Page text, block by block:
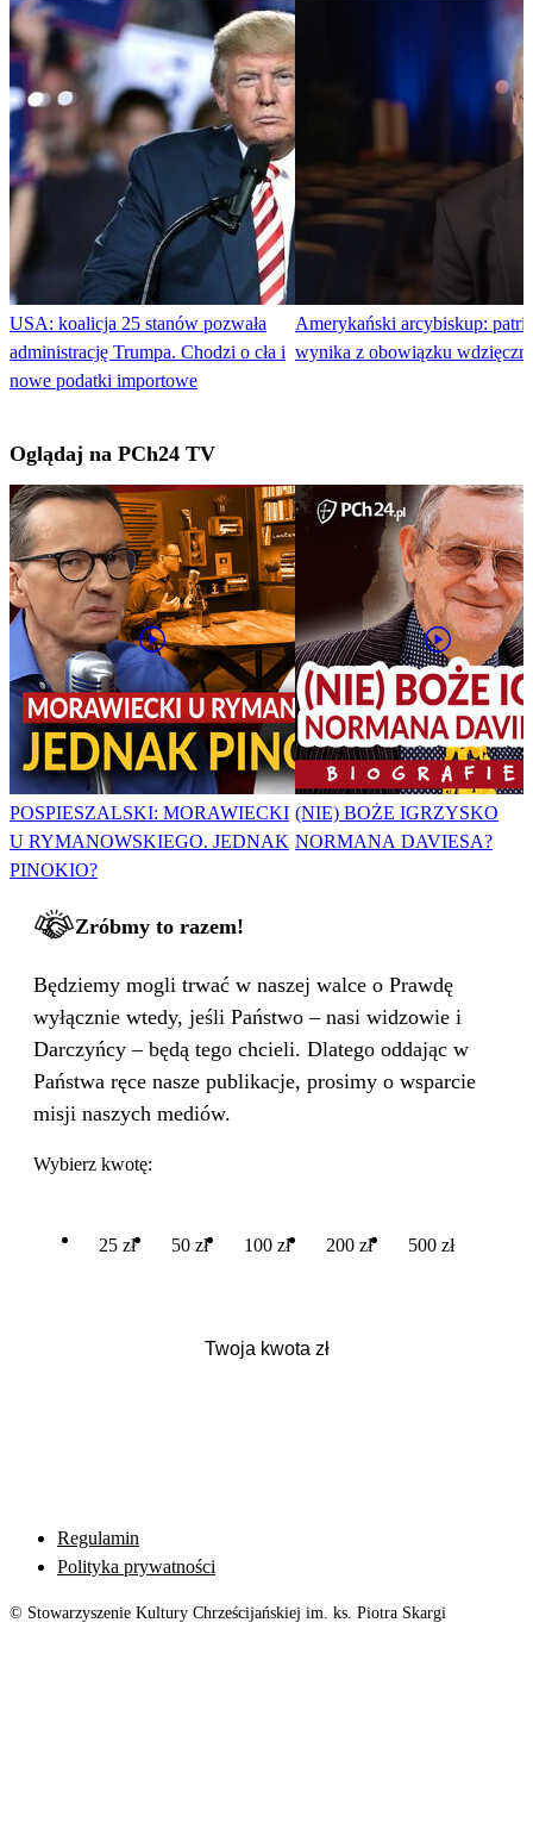
USA: koalicja 25 stanów pozwała
administrację Trumpa. Chodzi o cła i
nowe podatki importowe
Amerykański arcybiskup:
wynika z obowiązku
Oglądaj na PCh24 TV
POSPIESZALSKI: MORAWIECKI
U RYMANOWSKIEGO. JEDNAK
PINOKIO?
(NIE) BOŻE IGRZYSKO
NORMANA DAVIESA?
Zróbmy to razem!
Będziemy mogli trwać w naszej walce o Prawdę
wyłącznie wtedy, jeśli Państwo – nasi widzowie i
Darczyńcy – będą tego chcieli. Dlatego oddając w
Państwa ręce nasze publikacje, prosimy o wsparcie
misji naszych mediów.
Wybierz kwotę:
25 zł 50 zł 100 zł 200 zł 500 zł
Regulamin
Polityka prywatności
© Stowarzyszenie Kultury Chrześcijańskiej im. ks. Piotra Skargi